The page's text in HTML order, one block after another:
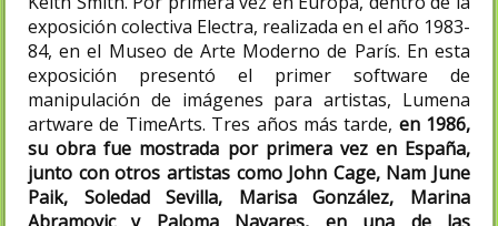
exposición colectiva Electra, realizada en el año 1983-
84, en el Museo de Arte Moderno de París.​ En esta
exposición presentó el primer software de
manipulación de imágenes para artistas, Lumena
artware de TimeArts.​ Tres años más tarde, en 1986,
su obra fue mostrada por primera vez en España,
junto con otros artistas como John Cage, Nam June
Paik, Soledad Sevilla, Marisa González, Marina